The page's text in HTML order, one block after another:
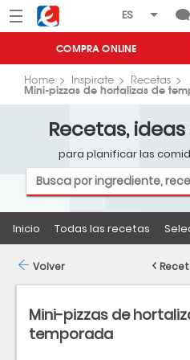
Menú Eroski
COMPRA ONLINE
Home Inspirate Recetas
Mini-pizzas de hortalizas de
Recetas,
para planificar las
Inicio Todas las recetas
Mini-pizzas de
temporada
Volver